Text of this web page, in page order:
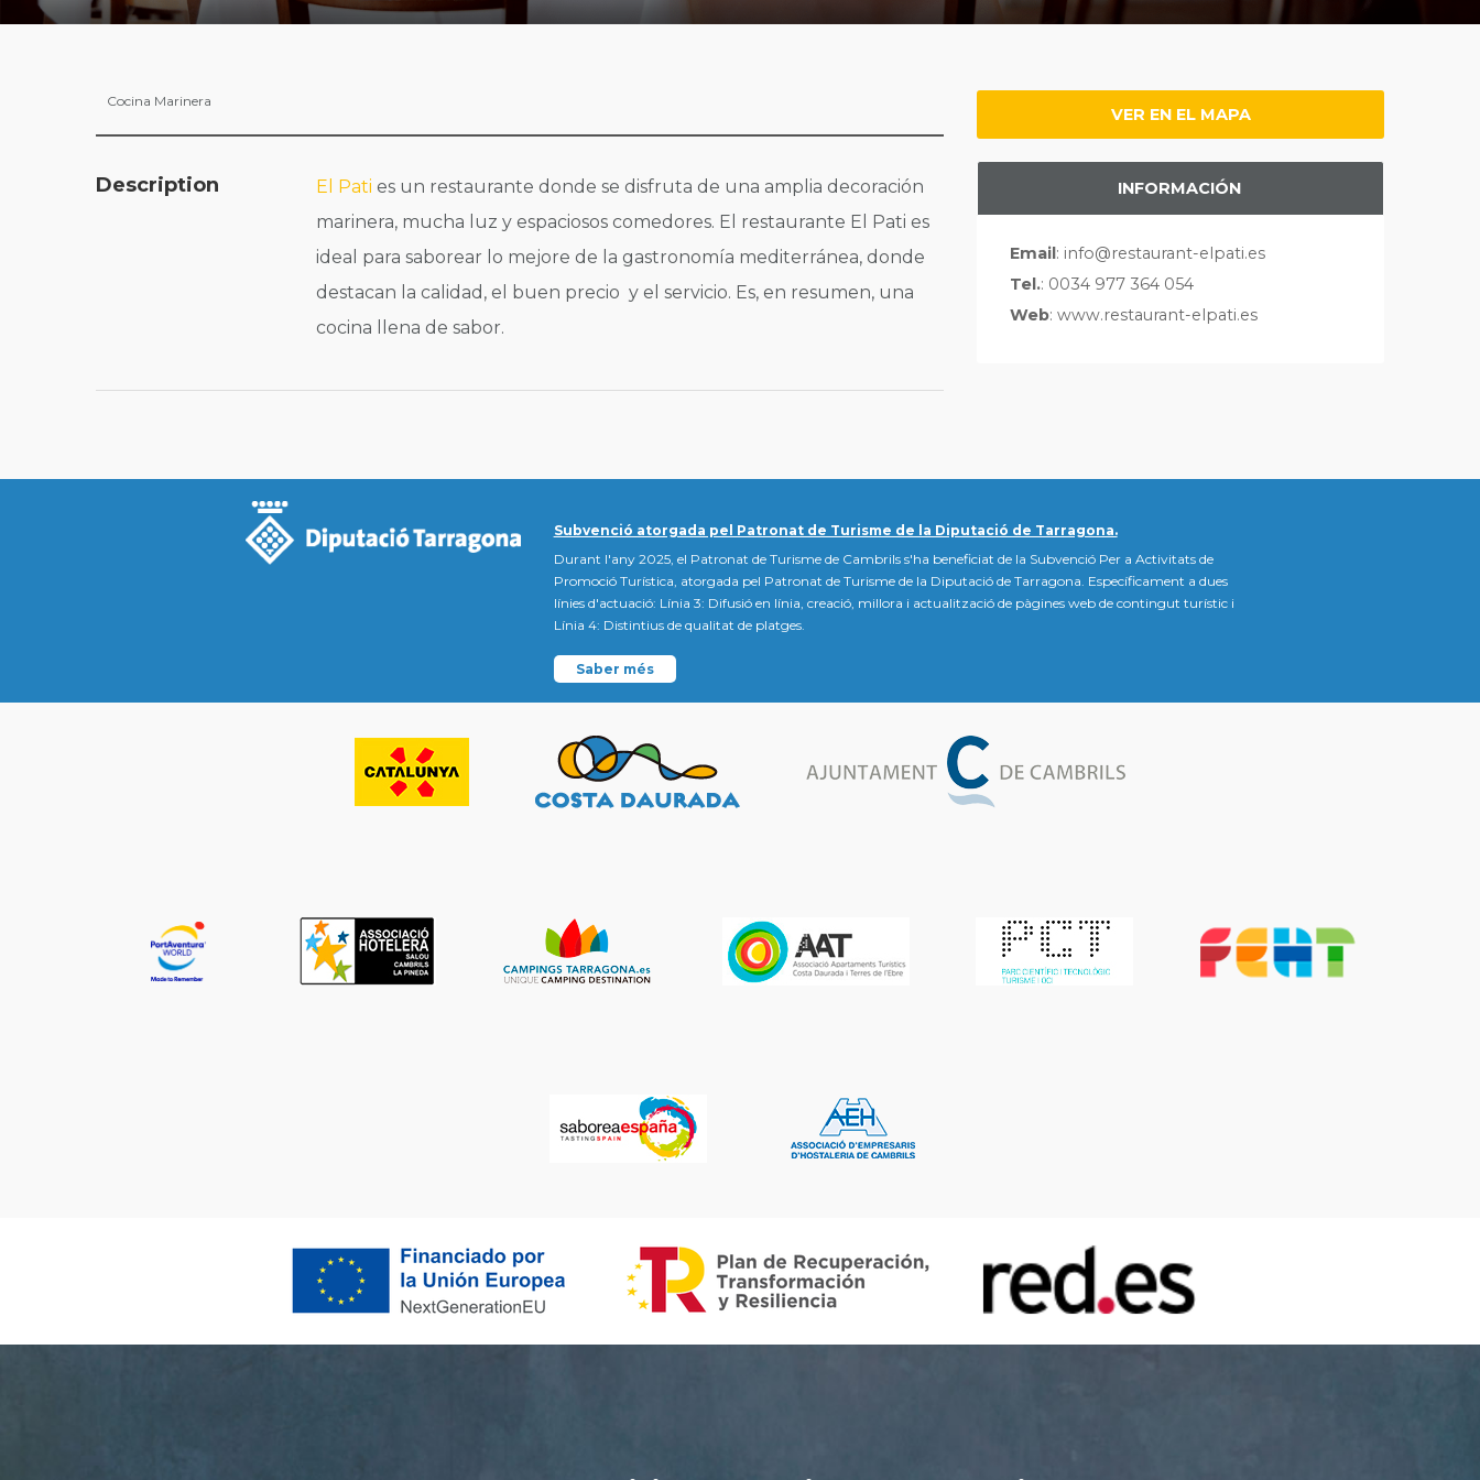
Cocina Marinera
Description El Pati es un restaurante donde se disfruta de una amplia decoración
marinera, mucha luz y espaciosos comedores. El restaurante El Pati es
ideal para saborear lo mejore de la gastronomía mediterránea, donde
destacan la calidad, el buen precio y el servicio. Es, en resumen, una
cocina llena de sabor.
VER EN EL MAPA
INFORMACIÓN
Email: info@restaurant-elpati.es
Tel.: 0034 977 364 054
Web: www.restaurant-elpati.es
Subvenció atorgada pel Patronat de Turisme de la Diputació de Tarragona.
Durant l'any 2025, el Patronat de Turisme de Cambrils s'ha beneficiat de la Subvenció Per a Activitats de
Promoció Turística, atorgada pel Patronat de Turisme de la Diputació de Tarragona. Específicament a dues
línies d'actuació: Línia 3: Difusió en línia, creació, millora i actualització de pàgines web de contingut turístic i
Línia 4: Distintius de qualitat de platges.
Saber més